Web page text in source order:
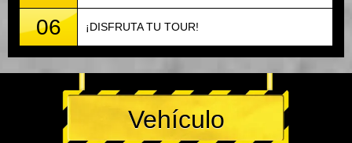
06 ¡DISFRUTA TU TOUR!
Vehículo